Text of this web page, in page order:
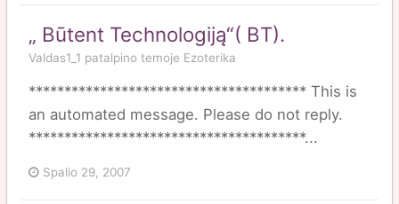
„ Būtent Technologiją“( BT).
Valdas1_1 patalpino temoje Ezoterika
*************************************** This is
an automated message. Please do not reply.
***************************************...
Spalio 29, 2007